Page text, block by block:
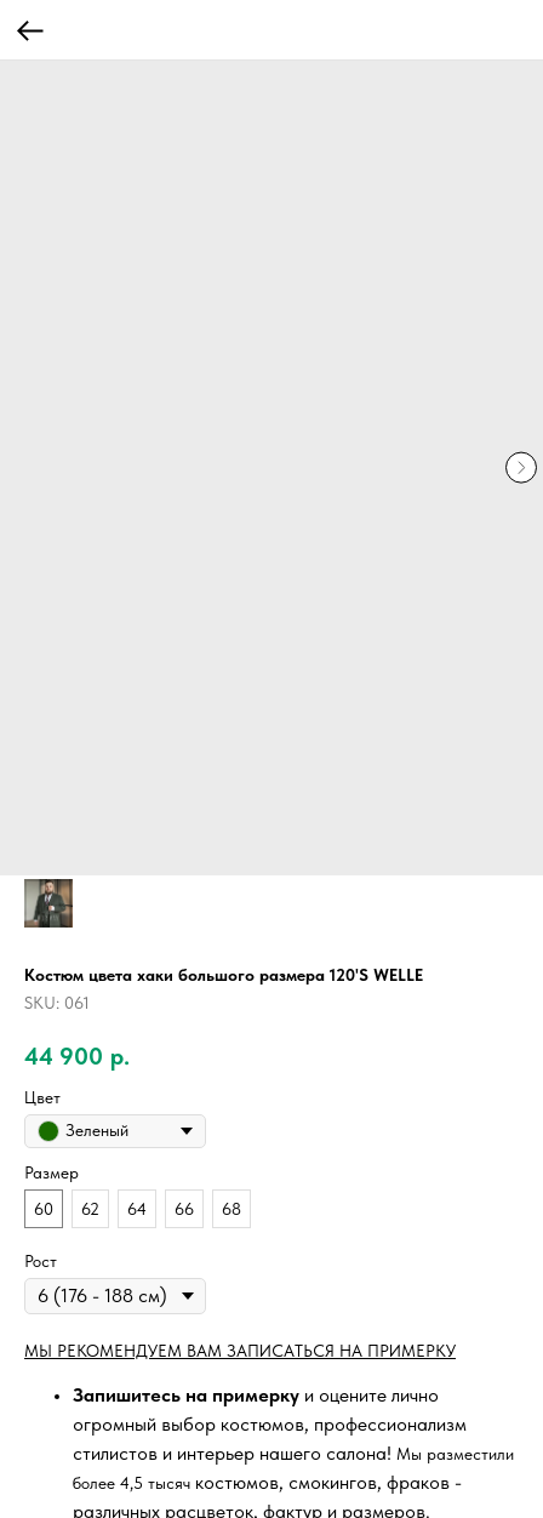
Костюм цвета хаки большого размера 120'S WELLE
SKU: 061
44 900 р.
Цвет
Зеленый
Размер
60
62 64 66 68
Рост
МЫ РЕКОМЕНДУЕМ ВАМ ЗАПИСАТЬСЯ НА ПРИМЕРКУ
Запишитесь на примерку и оцените лично
огромный выбор костюмов, профессионализм
стилистов и интерьер нашего салона! Мы разместили
более 4,5 тысяч костюмов, смокингов, фраков -
различных расцветок, фактур и размеров.